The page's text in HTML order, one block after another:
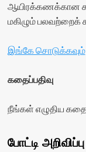
ஆயிரக்கணக்கான
மகிழும் பலவற்றைக்
இங்கே சொடுக்கவும்
கதைப்பதிவு
நீங்கள் எழுதிய
போட்டி அறிவிப்பு